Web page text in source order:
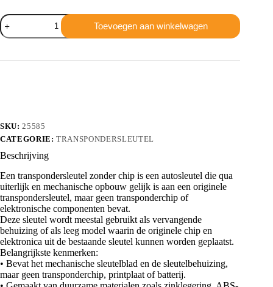
Transpondersleutel
MH
profiel
zonder
Toevoegen aan winkelwagen
SKU:25585
CATEGORIE:TRANSPONDERSLEUTEL
Beschrijving
Een transpondersleutel zonder chip is een autosleutel die qua
uiterlijk en mechanische opbouw gelijk is aan een originele
transpondersleutel, maar geen transponderchip of
elektronische componenten bevat.
Deze sleutel wordt meestal gebruikt als vervangende
behuizing of als leeg model waarin de originele chip en
elektronica uit de bestaande sleutel kunnen worden geplaatst.
Belangrijkste kenmerken:
• Bevat het mechanische sleutelblad en de sleutelbehuizing,
maar geen transponderchip, printplaat of batterij.